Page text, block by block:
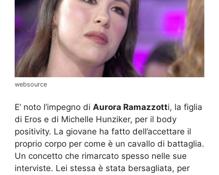
websource
E’ noto l’impegno di Aurora Ramazzotti, la figlia
di Eros e di Michelle Hunziker, per il body
positivity. La giovane ha fatto dell’accettare il
proprio corpo per come è un cavallo di battaglia.
Un concetto che rimarcato spesso nelle sue
interviste. Lei stessa è stata bersagliata, per